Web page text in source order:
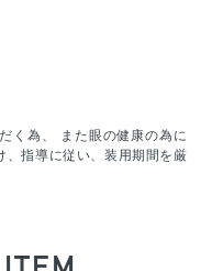
く為、 また眼の健康の為に
、指導に従い、装用期間を厳